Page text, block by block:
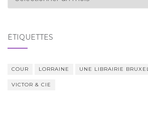
ÉTIQUETTES
COUR LORRAINE UNE LIBRAIRIE
VICTOR & CIE